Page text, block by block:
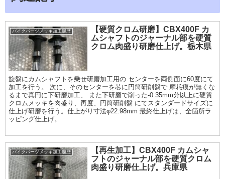
バイクパーツメッキ加工履歴
【硬質クロム研磨】CBX400F カ
ムシャフトのジャーナル部を硬質
クロム肉盛り研磨仕上げ。栃木県
旋盤にカムシャフトを乗せ研磨加工用の センターを両側面に60度にて
加工を行う。 次に、そのセンターを芯に円筒研削盤で 摩耗痕が無くな
るまで真円に下研磨加工、 また下研磨で削った-0.35mm分以上に硬質
クロムメッキを肉盛り、再度、円筒研削盤 にてスタンダードサイズに
仕上げ研磨を行う。仕上がり寸法φ22.98mm 最終仕上げは、全箇所ラ
ッピング仕上げ。
バイクパーツメッキ加工履歴
【再生加工】CBX400F カムシャ
フトのジャーナル部を硬質クロム
肉盛り研磨仕上げ。兵庫県